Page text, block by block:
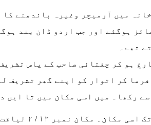
میں آرمیچر وغیرہ باندھنے
ہوگئے اور جب اردو ڈان بند
تھے۔
ہو کر چغتائی صاحب کے پاس
کر اتوار کو اپنے گھر
رکھا۔ میں اسی مکان میں تا ایں